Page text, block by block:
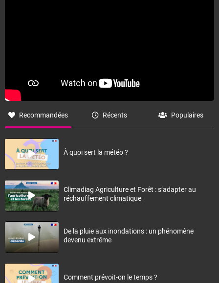
Recommandées Récents Populaires
À quoi sert la météo ?
Climadiag Agriculture et Forêt : s’adapter au
réchauffement climatique
De la pluie aux inondations : un phénomène
devenu extrême
Comment prévoit-on le temps ?